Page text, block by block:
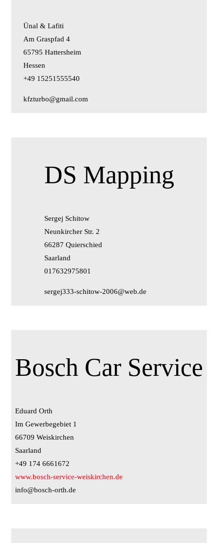
Ünal & Lafiti
Am Graspfad 4
65795 Hattersheim
Hessen
+49 15251555540
kfzturbo@gmail.com
DS Mapping
Sergej Schitow
Neunkircher Str. 2
66287 Quierschied
Saarland
017632975801
sergej333-schitow-2006@web.de
Bosch Car Service
Eduard Orth
Im Gewerbegebiet 1
66709 Weiskirchen
Saarland
+49 174 6661672
www.bosch-service-weiskirchen.de
info@bosch-orth.de